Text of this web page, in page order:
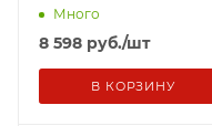
Много
8 598 руб./шт
В КОРЗИНУ